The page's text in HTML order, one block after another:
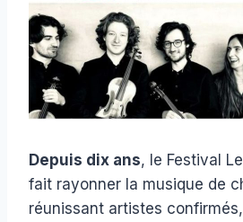
Depuis dix ans, le Festival
fait rayonner la musique de
réunissant artistes